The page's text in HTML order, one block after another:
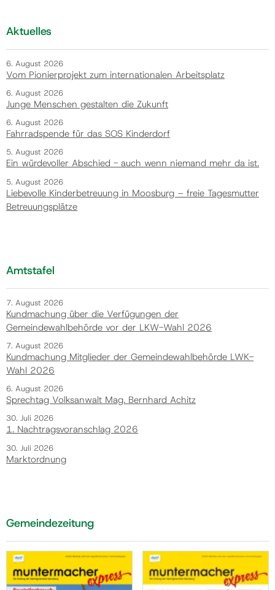
Aktuelles
6. August 2026
Vom Pionierprojekt zum internationalen Arbeitsplatz
6. August 2026
Junge Menschen gestalten die Zukunft
6. August 2026
Fahrradspende für das SOS Kinderdorf
5. August 2026
Ein würdevoller Abschied - auch wenn niemand mehr da ist.
5. August 2026
Liebevolle Kinderbetreuung in Moosburg – freie Tagesmutter
Betreuungsplätze
Amtstafel
7. August 2026
Kundmachung über die Verfügungen der
Gemeindewahlbehörde vor der LKW-Wahl 2026
7. August 2026
Kundmachung Mitglieder der Gemeindewahlbehörde LWK-
Wahl 2026
6. August 2026
Sprechtag Volksanwalt Mag. Bernhard Achitz
30. Juli 2026
1. Nachtragsvoranschlag 2026
30. Juli 2026
Marktordnung
Gemeindezeitung